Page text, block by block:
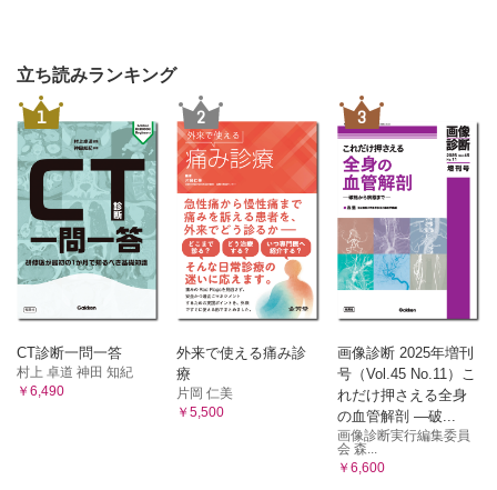
立ち読みランキング
1
CT診断一問一答
村上 卓道 神田 知紀
￥6,490
2
外来で使える痛み診
療
片岡 仁美
￥5,500
3
画像診断 2025年増刊
号（Vol.45 No.11）こ
れだけ押さえる全身
の血管解剖 ―破...
画像診断実行編集委員
会 森...
￥6,600